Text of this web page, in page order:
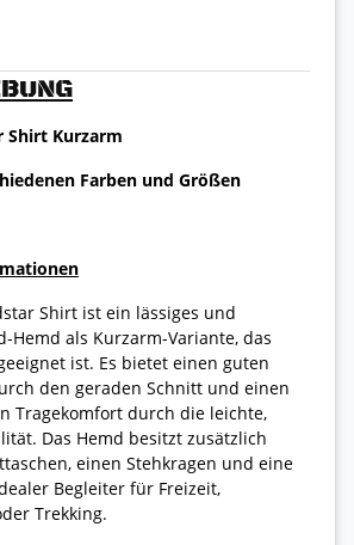
Shirt Kurzarm
Farben und Größen
Shirt ist ein lässiges und
Hemd als Kurzarm-Variante, das
ist. Es bietet einen guten
den geraden Schnitt und einen
Tragekomfort durch die leichte,
Das Hemd besitzt zusätzlich
einen Stehkragen und eine
Begleiter für Freizeit,
Trekking.